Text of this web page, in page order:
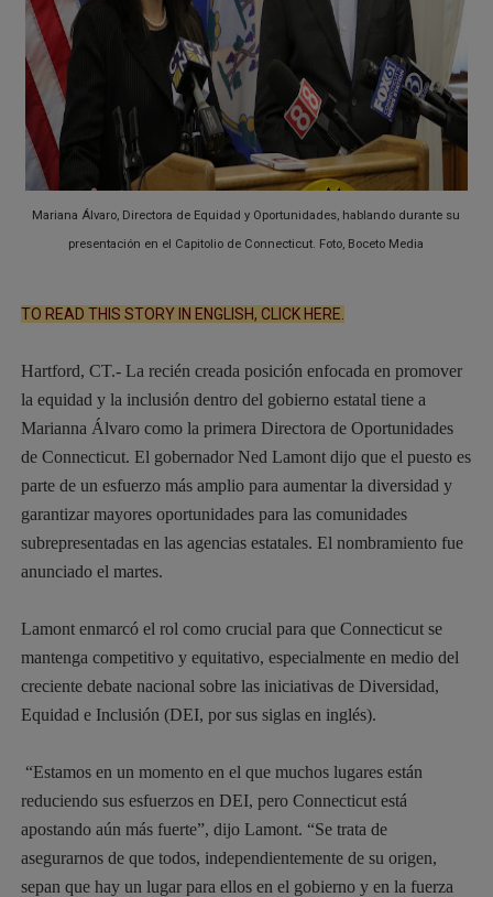
¡8 años en espera! Líderes religiosos de CT
BAD BUNNY CONVIERTE EL MEDIO TIEMPO DEL
PROTESTA EN HARTFORD TERMINA CON ACTIVISTAS
MANCHESTER: NIÑA DE 3 AÑOS MUERE TRAS SER
CT ANUNCIA TARJETA DE $300 PARA HOGARES
Mariana Álvaro, Directora de Equidad y Oportunidades, hablando durante su
presentación en el Capitolio de Connecticut. Foto, Boceto Media
TO READ THIS STORY IN ENGLISH, CLICK HERE.
Hartford, CT.- La recién creada posición enfocada en promover
la equidad y la inclusión dentro del gobierno estatal tiene a
Marianna Álvaro como la primera Directora de Oportunidades
de Connecticut. El gobernador Ned Lamont dijo que el puesto es
parte de un esfuerzo más amplio para aumentar la diversidad y
garantizar mayores oportunidades para las comunidades
subrepresentadas en las agencias estatales. El nombramiento fue
anunciado el martes.
Lamont enmarcó el rol como crucial para que Connecticut se
mantenga competitivo y equitativo, especialmente en medio del
creciente debate nacional sobre las iniciativas de Diversidad,
Equidad e Inclusión (DEI, por sus siglas en inglés).
“Estamos en un momento en el que muchos lugares están
reduciendo sus esfuerzos en DEI, pero Connecticut está
apostando aún más fuerte”, dijo Lamont. “Se trata de
asegurarnos de que todos, independientemente de su origen,
sepan que hay un lugar para ellos en el gobierno y en la fuerza